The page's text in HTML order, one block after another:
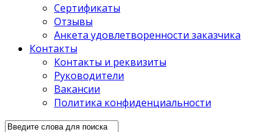
Сертификаты
Отзывы
Анкета удовлетворенности заказчика
Контакты
­Контакты и реквизиты
Руководители
Вакансии
Политика конфиденциальности